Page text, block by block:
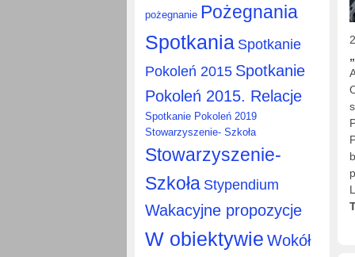
pożegnanie Pożegnania
Spotkania Spotkanie
Pokoleń 2015 Spotkanie
Pokoleń 2015. Relacje
Spotkanie Pokoleń 2019
Stowarzyszenie- Szkoła
Stowarzyszenie-
Szkoła Stypendium
Wakacyjne propozycje
W obiektywie Wokół